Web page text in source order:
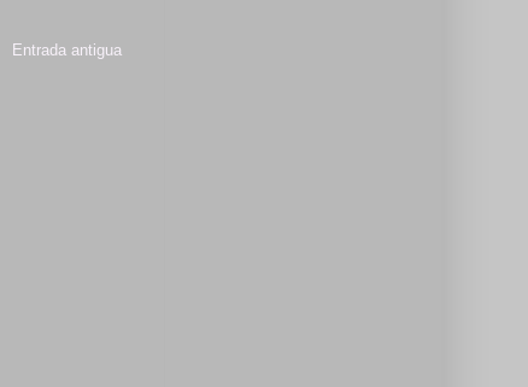
Entrada antigua